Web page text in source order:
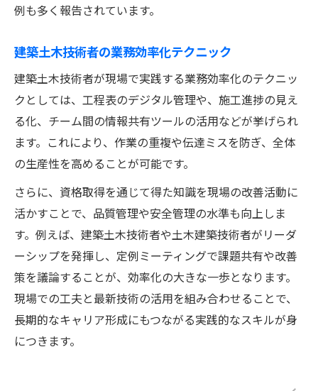
例も多く報告されています。
建築土木技術者の業務効率化テクニック
建築土木技術者が現場で実践する業務効率化のテクニッ
クとしては、工程表のデジタル管理や、施工進捗の見え
る化、チーム間の情報共有ツールの活用などが挙げられ
ます。これにより、作業の重複や伝達ミスを防ぎ、全体
の生産性を高めることが可能です。
さらに、資格取得を通じて得た知識を現場の改善活動に
活かすことで、品質管理や安全管理の水準も向上しま
す。例えば、建築土木技術者や土木建築技術者がリーダ
ーシップを発揮し、定例ミーティングで課題共有や改善
策を議論することが、効率化の大きな一歩となります。
現場での工夫と最新技術の活用を組み合わせることで、
長期的なキャリア形成にもつながる実践的なスキルが身
につきます。